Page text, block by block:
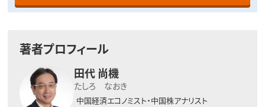
著者プロフィール
田代 尚機
たしろ なおき
中国経済エコノミスト・中国株アナリスト